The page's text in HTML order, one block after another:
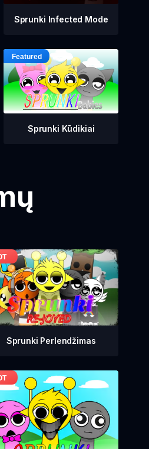
Sprunki Infected Mode
Sprunki Kūdikiai
Sprunki Perlendžimas